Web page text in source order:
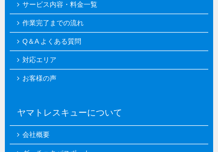
サービス内容・料金一覧
作業完了までの流れ
Q＆A よくある質問
対応エリア
お客様の声
ヤマトレスキューについて
会社概要